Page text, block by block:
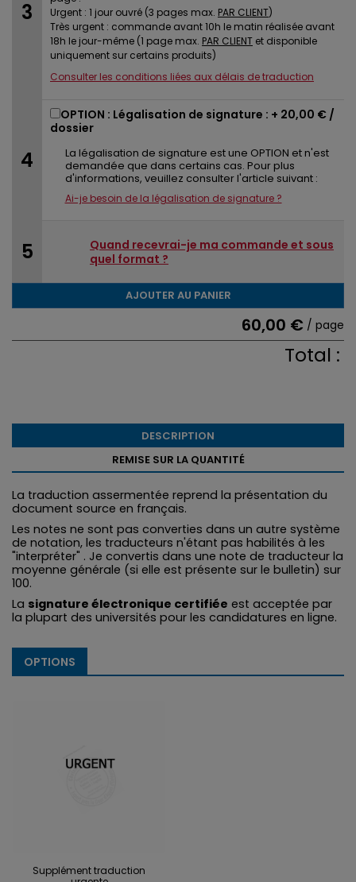
Urgent : 1 jour ouvré (3 pages max. PAR CLIENT)
Très urgent : commande avant 10h le matin réalisée avant
18h le jour-même (1 page max. PAR CLIENT et disponible
uniquement sur certains produits)
Consulter les conditions liées aux délais de traduction
OPTION : Légalisation de signature : + 20,00 € /
dossier
La légalisation de signature est une OPTION et n'est
demandée que dans certains cas. Pour plus
d'informations, veuillez consulter l'article suivant :
Ai-je besoin de la légalisation de signature ?
Quand recevrai-je ma commande et sous
quel format ?
AJOUTER AU PANIER
60,00 € / page
Total :
DESCRIPTION
REMISE SUR LA QUANTITÉ
La traduction assermentée reprend la présentation du
document source en français.
Les notes ne sont pas converties dans un autre système
de notation, les traducteurs n'étant pas habilités à les
"interpréter" . Je convertis dans une note de traducteur la
moyenne générale (si elle est présente sur le bulletin) sur
100.
La signature électronique certifiée est acceptée par
la plupart des universités pour les candidatures en ligne.
OPTIONS
Supplément traduction